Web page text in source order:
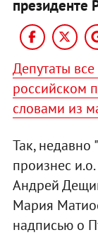
президенте
Депутаты
российском
словами из
Так, недавно
произнес
Андрей
Мария
надписью о